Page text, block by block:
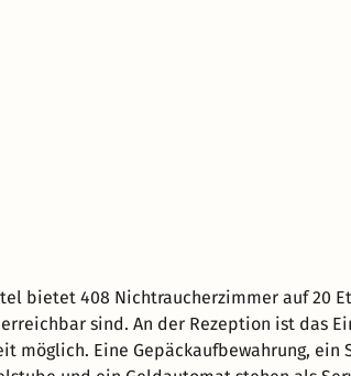
bietet 408 Nichtraucherzimmer auf 20
erreichbar sind. An der Rezeption ist das
möglich. Eine Gepäckaufbewahrung, ein